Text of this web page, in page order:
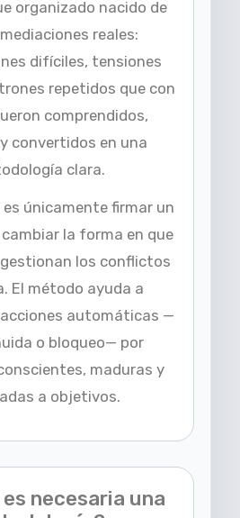
organizado nacido de
reales:
difíciles, tensiones
repetidos que con
comprendidos,
convertidos en una
clara.
únicamente firmar un
la forma en que
los conflictos
El método ayuda a
automáticas —
o bloqueo— por
maduras y
a objetivos.
necesaria una